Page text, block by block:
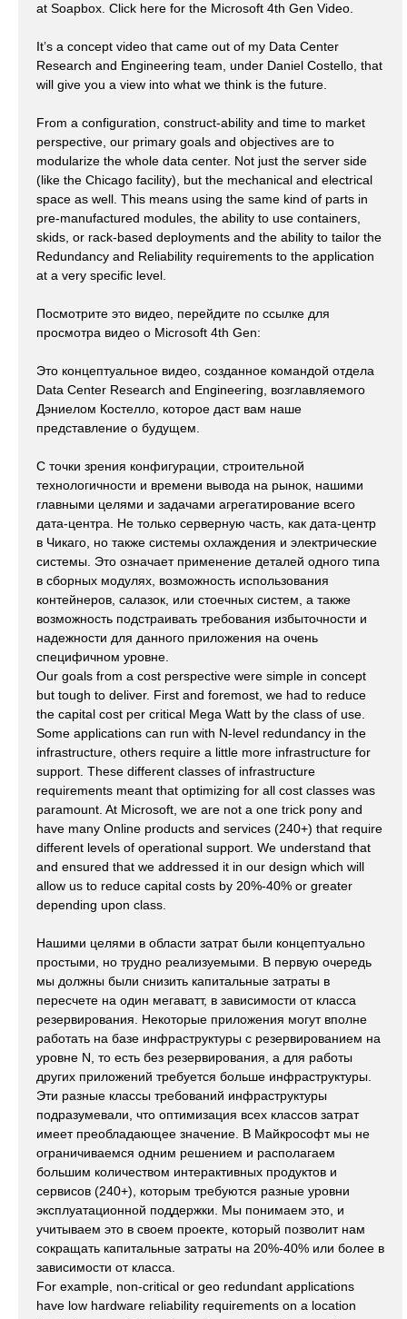
at Soapbox. Click here for the Microsoft 4th Gen Video.
It’s a concept video that came out of my Data Center
Research and Engineering team, under Daniel Costello, that
will give you a view into what we think is the future.
From a configuration, construct-ability and time to market
perspective, our primary goals and objectives are to
modularize the whole data center. Not just the server side
(like the Chicago facility), but the mechanical and electrical
space as well. This means using the same kind of parts in
pre-manufactured modules, the ability to use containers,
skids, or rack-based deployments and the ability to tailor the
Redundancy and Reliability requirements to the application
at a very specific level.
Посмотрите это видео, перейдите по ссылке для
просмотра видео о Microsoft 4th Gen:
Это концептуальное видео, созданное командой отдела
Data Center Research and Engineering, возглавляемого
Дэниелом Костелло, которое даст вам наше
представление о будущем.
С точки зрения конфигурации, строительной
технологичности и времени вывода на рынок, нашими
главными целями и задачами агрегатирование всего
дата-центра. Не только серверную часть, как дата-центр
в Чикаго, но также системы охлаждения и электрические
системы. Это означает применение деталей одного типа
в сборных модулях, возможность использования
контейнеров, салазок, или стоечных систем, а также
возможность подстраивать требования избыточности и
надежности для данного приложения на очень
специфичном уровне.
Our goals from a cost perspective were simple in concept
but tough to deliver. First and foremost, we had to reduce
the capital cost per critical Mega Watt by the class of use.
Some applications can run with N-level redundancy in the
infrastructure, others require a little more infrastructure for
support. These different classes of infrastructure
requirements meant that optimizing for all cost classes was
paramount. At Microsoft, we are not a one trick pony and
have many Online products and services (240+) that require
different levels of operational support. We understand that
and ensured that we addressed it in our design which will
allow us to reduce capital costs by 20%-40% or greater
depending upon class.
Нашими целями в области затрат были концептуально
простыми, но трудно реализуемыми. В первую очередь
мы должны были снизить капитальные затраты в
пересчете на один мегаватт, в зависимости от класса
резервирования. Некоторые приложения могут вполне
работать на базе инфраструктуры с резервированием на
уровне N, то есть без резервирования, а для работы
других приложений требуется больше инфраструктуры.
Эти разные классы требований инфраструктуры
подразумевали, что оптимизация всех классов затрат
имеет преобладающее значение. В Майкрософт мы не
ограничиваемся одним решением и располагаем
большим количеством интерактивных продуктов и
сервисов (240+), которым требуются разные уровни
эксплуатационной поддержки. Мы понимаем это, и
учитываем это в своем проекте, который позволит нам
сокращать капитальные затраты на 20%-40% или более в
зависимости от класса.
For example, non-critical or geo redundant applications
have low hardware reliability requirements on a location